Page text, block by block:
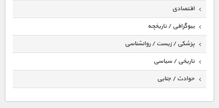
اقتصادی
بیوگرافی / تاریخچه
پزشکی / زیست / روانشناسی
تاریخی / سیاسی
حوادث / جنایی